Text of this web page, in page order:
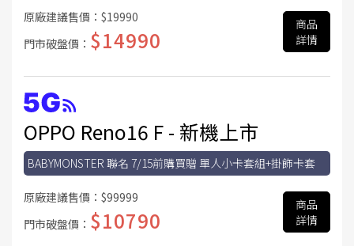
原廠建議售價： $19990
門市破盤價： $14990
商品
詳情
OPPO Reno16 F - 新機上市
BABYMONSTER 聯名 7/15前購買贈 單人小卡套組+掛飾卡套
原廠建議售價： $99999
門市破盤價： $10790
商品
詳情